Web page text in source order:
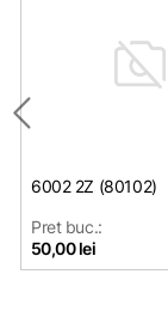
6002 2Z (80102)
Pret buc.:
50,00 lei